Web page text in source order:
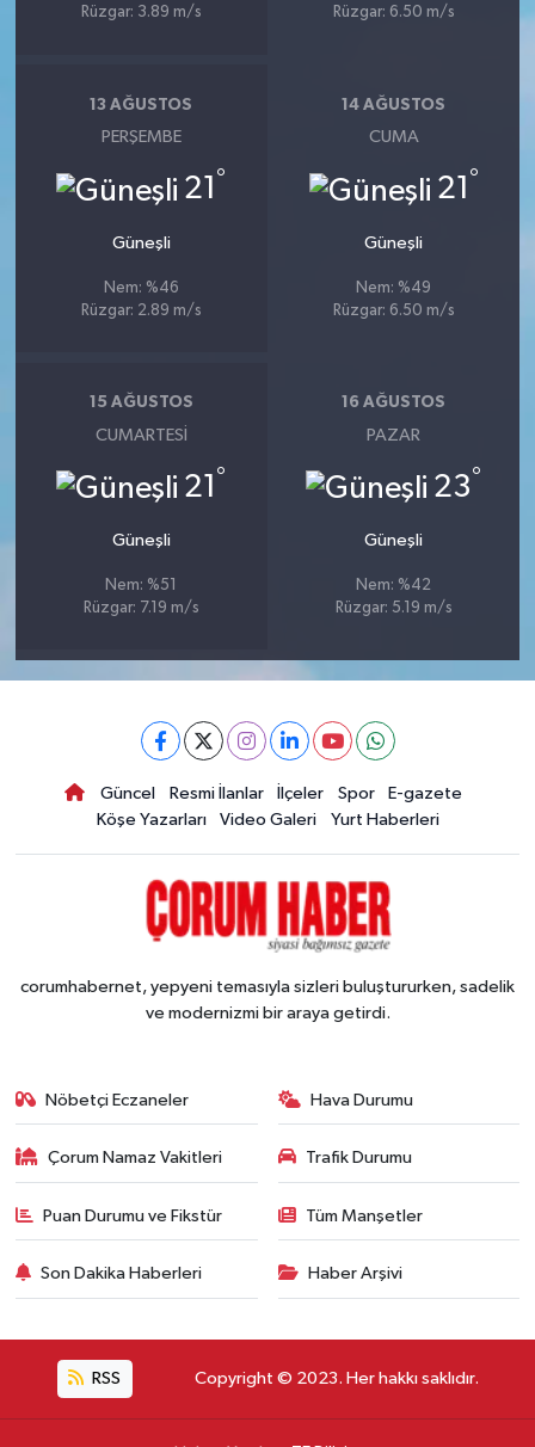
Rüzgar: 3.89 m/s
Rüzgar: 6.50 m/s
13 AĞUSTOS
PERŞEMBE
21 °
Güneşli
Nem: %46
Rüzgar: 2.89 m/s
14 AĞUSTOS
CUMA
21 °
Güneşli
Nem: %49
Rüzgar: 6.50 m/s
15 AĞUSTOS
CUMARTESI
21 °
Güneşli
Nem: %51
Rüzgar: 7.19 m/s
16 AĞUSTOS
PAZAR
23°
Güneşli
Nem: %42
Rüzgar: 5.19 m/s
Güncel Resmi İlanlar İlçeler Spor
E-gazete
Köşe Yazarları
Video Galeri Yurt Haberleri
corumhabernet, yepyeni temasıyla sizleri buluştururken, sadelik
ve modernizmi bir araya getirdi.
Nöbetçi Eczaneler Hava Durumu
Çorum Namaz Vakitleri Trafik Durumu
Puan Durumu ve Fikstür Tüm Manşetler
Son Dakika Haberleri Haber Arşivi
RSS Copyright © 2023. Her hakkı saklıdır.